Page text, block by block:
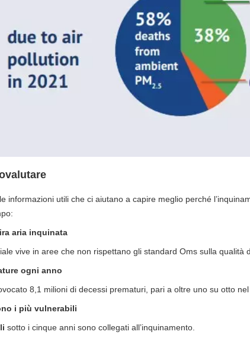
informazioni utili che ci aiutano a capire meglio perché
aria inquinata
vive in aree che non rispettano gli standard Oms sulla qualità
ogni anno
8,1 milioni di decessi prematuri, pari a oltre uno su otto
i più vulnerabili
sotto i cinque anni sono collegati all’inquinamento.